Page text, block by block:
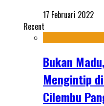
17 Februari 2022
Recent
Bukan
Mengintip
Cilembu